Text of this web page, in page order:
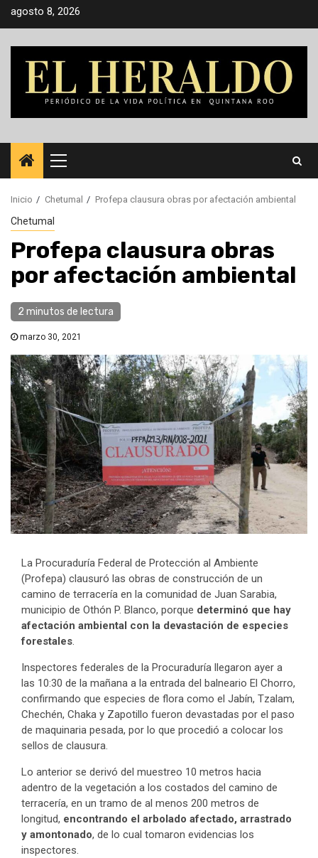
Saltar
agosto 8, 2026
Menú
principal
Inicio Chetumal Profepa clausura obras por afectación ambiental
Chetumal
Profepa clausura obras
por afectación ambiental
2 minutos de lectura
marzo 30, 2021
La Procuraduría Federal de Protección al Ambiente
(Profepa) clausuró las obras de construcción de un
camino de terracería en la comunidad de Juan Sarabia,
municipio de Othón P. Blanco, porque determinó que hay
afectación ambiental con la devastación de especies
forestales.
Inspectores federales de la Procuraduría llegaron ayer a
las 10:30 de la mañana a la entrada del balneario El Chorro,
confirmando que especies de flora como el Jabín, Tzalam,
Chechén, Chaka y Zapotillo fueron devastadas por el paso
de maquinaria pesada, por lo que procedió a colocar los
sellos de clausura.
Lo anterior se derivó del muestreo 10 metros hacia
adentro de la vegetación a los costados del camino de
terracería, en un tramo de al menos 200 metros de
longitud, encontrando el arbolado afectado, arrastrado
y amontonado, de lo cual tomaron evidencias los
inspectores.